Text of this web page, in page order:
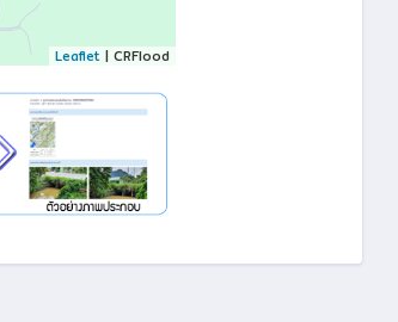
Leaflet| CRFlood